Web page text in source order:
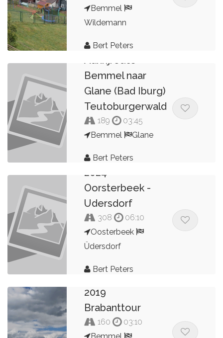
Bemmel
Wildemann
Bert Peters
Aanrijroute
Bemmel naar
Glane (Bad Iburg)
Teutoburgerwald
189
03:45
Bemmel
Glane
Bert Peters
2024
Oorsterbeek -
Udersdorf
308
06:10
Oosterbeek
Üdersdorf
Bert Peters
2019
Brabanttour
160
03:10
Bemmel